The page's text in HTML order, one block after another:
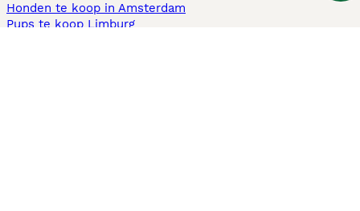
Honden te koop in Amsterdam
Pups te koop Limburg​